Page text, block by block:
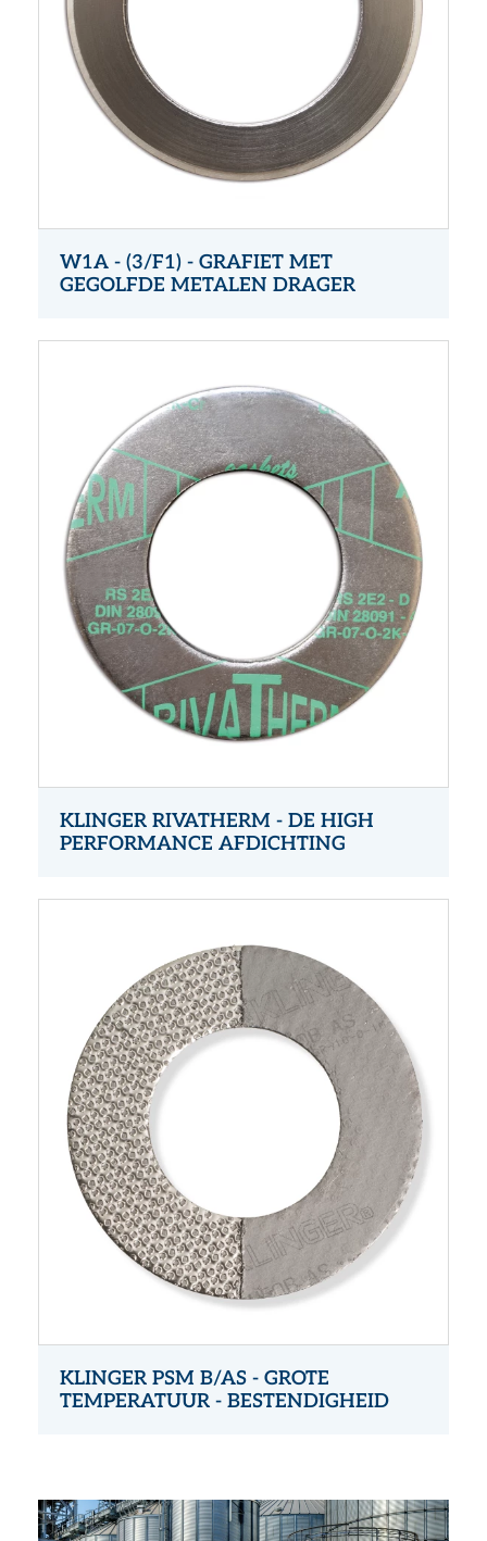
W1A - (3/F1) - GRAFIET MET
GEGOLFDE METALEN DRAGER
KLINGER RIVATHERM - DE HIGH
PERFORMANCE AFDICHTING
KLINGER PSM B/AS - GROTE
TEMPERATUUR - BESTENDIGHEID